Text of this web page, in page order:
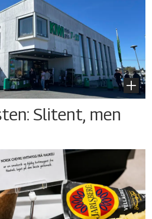
Slitent, men